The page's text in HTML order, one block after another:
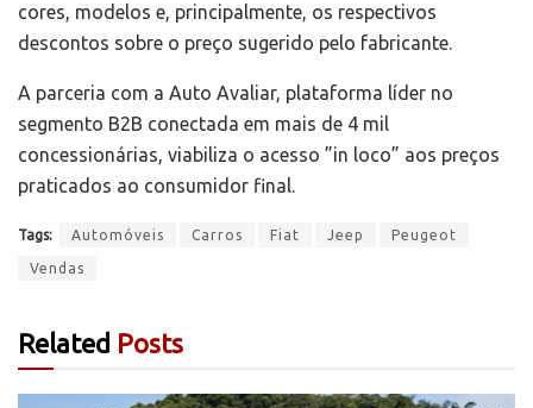
cores, modelos e, principalmente, os respectivos
descontos sobre o preço sugerido pelo fabricante.
A parceria com a Auto Avaliar, plataforma líder no
segmento B2B conectada em mais de 4 mil
concessionárias, viabiliza o acesso ”in loco” aos preços
praticados ao consumidor final.
Tags: Automóveis Carros Fiat Jeep Peugeot
Vendas
Related Posts